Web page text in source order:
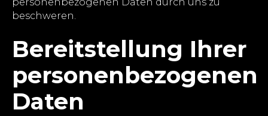
beschweren.
Bereitstellung Ihrer
personenbezogenen
Daten